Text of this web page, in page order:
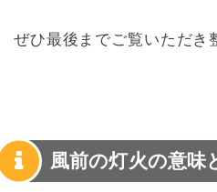
ぜひ最後までご覧いただき
風前の灯火の意味